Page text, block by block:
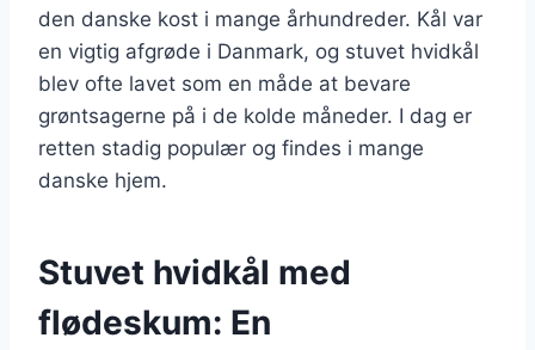
den danske kost i mange århundreder. Kål var
en vigtig afgrøde i Danmark, og stuvet hvidkål
blev ofte lavet som en måde at bevare
grøntsagerne på i de kolde måneder. I dag er
retten stadig populær og findes i mange
danske hjem.
Stuvet hvidkål med
flødeskum: En